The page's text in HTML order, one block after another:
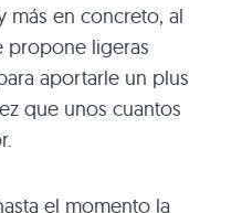
más en concreto, al
propone ligeras
aportarle un plus
que unos cuantos
el momento la